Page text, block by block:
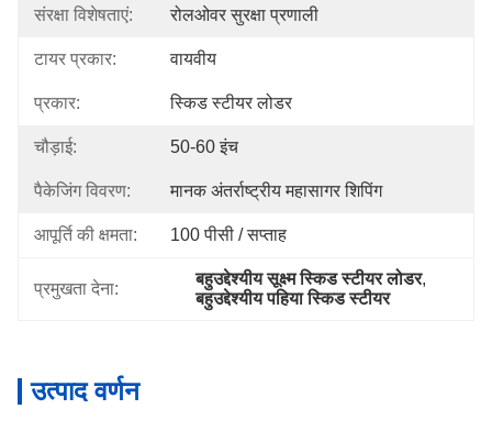
संरक्षा विशेषताएं: रोलओवर सुरक्षा प्रणाली
टायर प्रकार: वायवीय
प्रकार: स्किड स्टीयर लोडर
चौड़ाई: 50-60 इंच
पैकेजिंग विवरण: मानक अंतर्राष्ट्रीय महासागर शिपिंग
आपूर्ति की क्षमता: 100 पीसी / सप्ताह
प्रमुखता देना:
बहुउद्देश्यीय सूक्ष्म स्किड स्टीयर लोडर,
बहुउद्देश्यीय पहिया स्किड स्टीयर
उत्पाद वर्णन